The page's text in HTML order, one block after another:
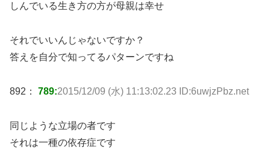
しんでいる生き方の方が母親は幸せ
それでいいんじゃないですか？
答えを自分で知ってるパターンですね
892： 789:2015/12/09 (水) 11:13:02.23 ID:6uwjzPbz.net
同じような立場の者です
それは一種の依存症です